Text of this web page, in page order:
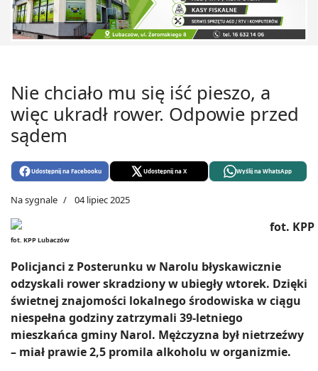
Nie chciało mu się iść pieszo, a
więc ukradł rower. Odpowie przed
sądem
Udostępnij na Facebooku Udostępnij na X Wyślij na WhatsApp
Na sygnale 04 lipiec 2025
fot. KPP Lubaczów
Policjanci z Posterunku w Narolu błyskawicznie
odzyskali rower skradziony w ubiegły wtorek. Dzięki
świetnej znajomości lokalnego środowiska w ciągu
niespełna godziny zatrzymali 39-letniego
mieszkańca gminy Narol. Mężczyzna był nietrzeźwy
– miał prawie 2,5 promila alkoholu w organizmie.